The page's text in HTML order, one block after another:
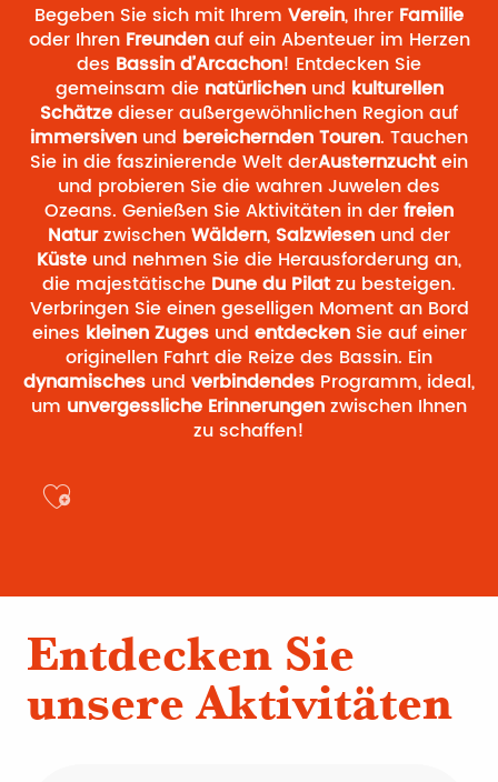
Begeben Sie sich mit Ihrem Verein, Ihrer Familie
oder Ihren Freundenauf ein Abenteuer im Herzen
des Bassin d’Arcachon! Entdecken Sie
gemeinsam die natürlichenund kulturellen
Schätzedieser außergewöhnlichen Region auf
immersiven und bereicherndenTouren. Tauchen
Sie in die faszinierende Welt derAusternzuchtein
und probieren Sie die wahren Juwelen des
Ozeans. Genießen Sie Aktivitäten in derfreien
NaturzwischenWäldern, Salzwiesen und der
Küste und nehmen Sie die Herausforderung an,
die majestätische Dune du Pilatzu besteigen.
Verbringen Sie einen geselligen Moment an Bord
eines kleinen Zugesund entdeckenSie auf einer
originellen Fahrt die Reize des Bassin. Ein
dynamisches und verbindendes Programm, ideal,
um unvergessliche Erinnerungenzwischen Ihnen
zu schaffen!
Ajouter aux favoris
Entdecken Sie
unsere Aktivitäten